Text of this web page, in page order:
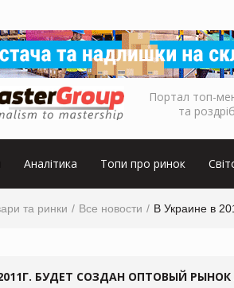
Портал топ-
та
Аналітика Топи про ринок
та ринки Все новости В Украине в
БУДЕТ СОЗДАН ОПТОВЫЙ